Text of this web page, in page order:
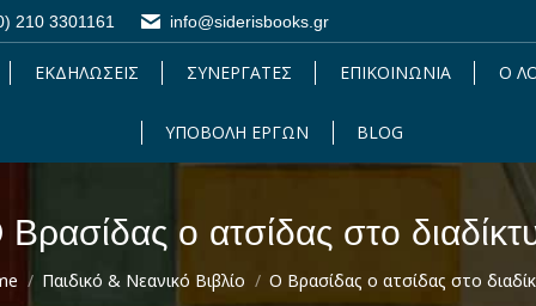
210 3301161 info@siderisbooks.gr
ΕΚΔΗΛΩΣΕΙΣ ΣΥΝΕΡΓΑΤΕΣ ΕΠΙΚΟΙΝΩΝΙΑ Ο
ΥΠΟΒΟΛΗ ΕΡΓΩΝ BLOG
ο ατσίδας στο
You are here:
Παιδικό & Νεανικό Βιβλίο Ο Βρασίδας ο ατσίδας στο
210 3301161 info@siderisbooks.gr
ΕΚΔΗΛΩΣΕΙΣ ΣΥΝΕΡΓΑΤΕΣ ΕΠΙΚΟΙΝΩΝΙΑ Ο
ΥΠΟΒΟΛΗ ΕΡΓΩΝ BLOG